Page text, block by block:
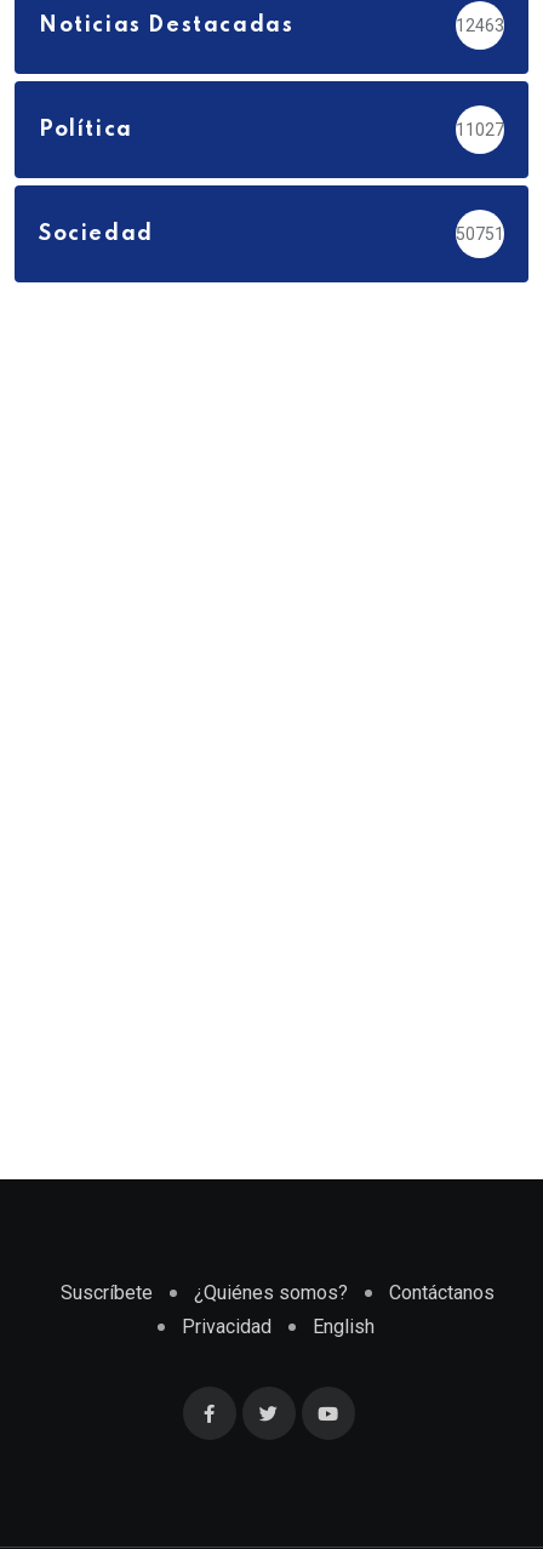
Noticias Destacadas 12463
Política 11027
Sociedad 50751
Suscríbete ¿Quiénes somos?
Contáctanos
Privacidad
English